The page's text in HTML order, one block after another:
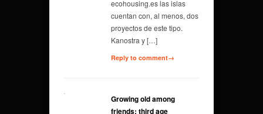
ecohousing.es las islas
cuentan con, al menos, dos
proyectos de este tipo.
Kanostra y […]
Reply to comment→
Growing old among
friends: third age